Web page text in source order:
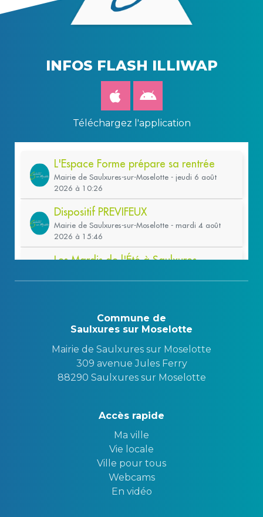
INFOS FLASH ILLIWAP
Téléchargez l'application
Commune de
Saulxures sur Moselotte
Mairie de Saulxures sur Moselotte
309 avenue Jules Ferry
88290 Saulxures sur Moselotte
Accès rapide
Ma ville
Vie locale
Ville pour tous
Webcams
En vidéo